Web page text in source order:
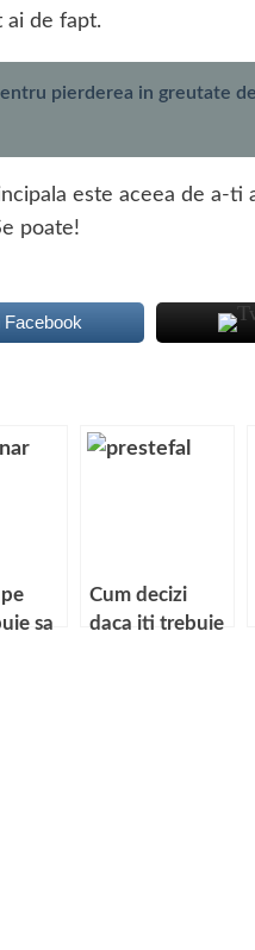
ai de fapt.
pierderea in greutate
este aceea de a-
poate!
Facebook
sa
Cum decizi
daca iti trebuie